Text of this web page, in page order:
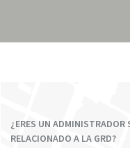
¿ERES UN
RELACIONADO A LA GRD?